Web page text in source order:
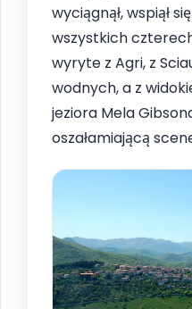
wyciągnął, wspiął
wszystkich
wyryte z Agri, z
wodnych, a z
jeziora Mela
oszałamiającą